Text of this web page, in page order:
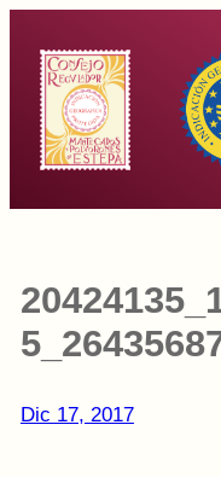
contenido
Dic 17, 2017